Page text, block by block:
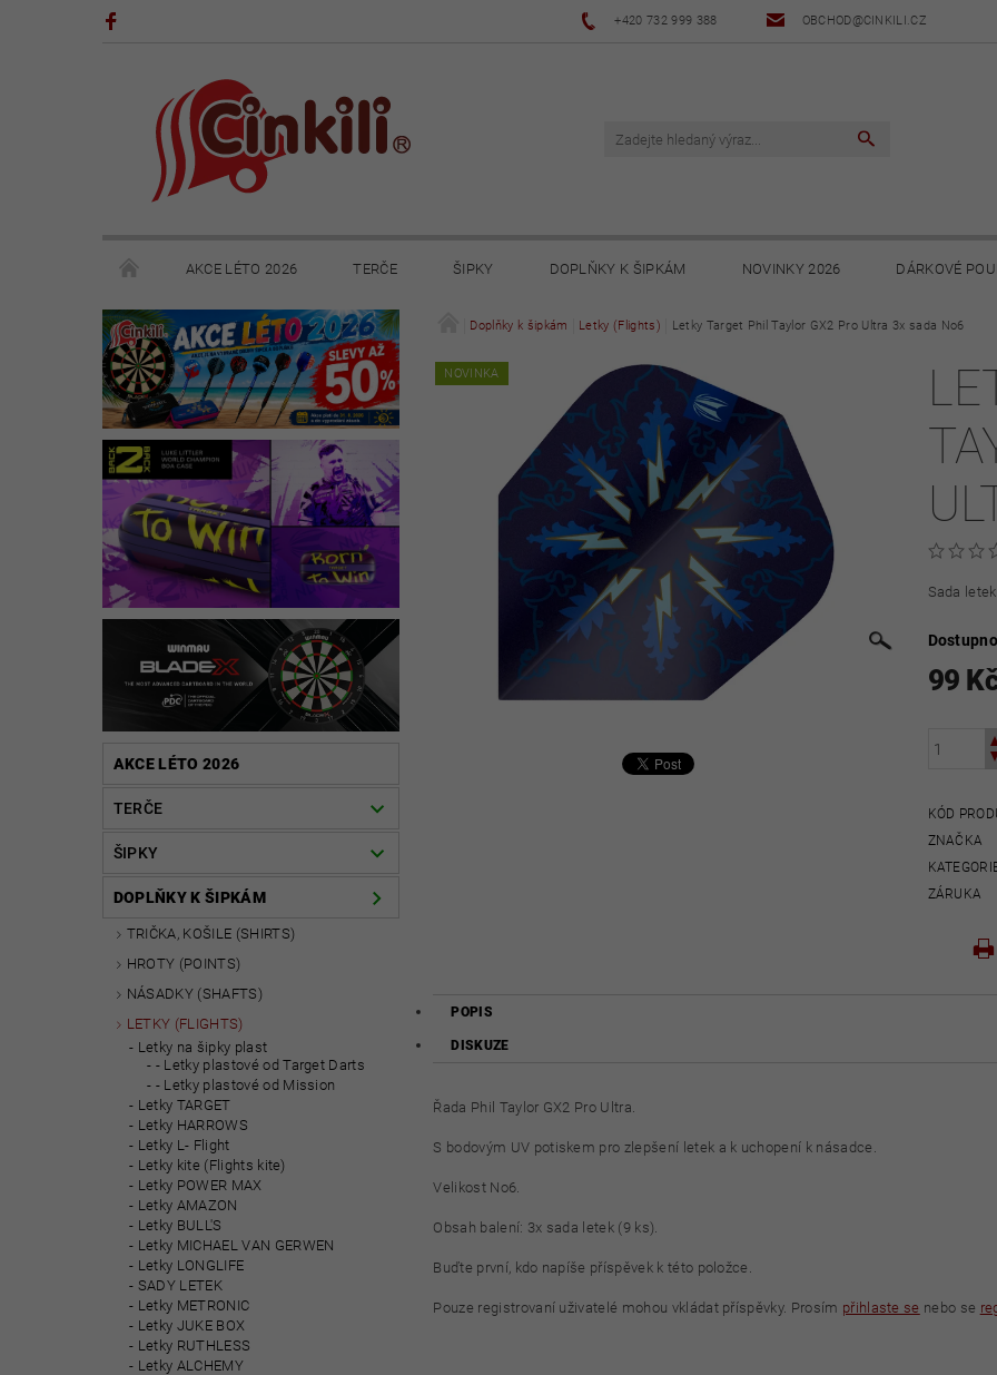
+420 732 999 388 OBCHOD@CINKILI.CZ
AKCE LÉTO 2026 TERČE ŠIPKY DOPLŇKY K ŠIPKÁM NOVINKY 2026 DÁRKOVÉ
POHÁRY A TROFEJE VÝPRODEJ HRY NOVINKY 2025 NOVINKY 2024 NOVINKY 2023
KONTAKTY NAPIŠTE NÁM OBCHODNÍ PODMÍNKY OCHRANA OSOBNÍCH ÚDAJŮ SOUBORY KE
AKCE LÉTO 2026
TERČE
ŠIPKY
DOPLŇKY K ŠIPKÁM
TRIČKA, KOŠILE (SHIRTS)
HROTY (POINTS)
NÁSADKY (SHAFTS)
LETKY (FLIGHTS)
Letky na šipky plast
- Letky plastové od Target Darts
- Letky plastové od Mission
Letky TARGET
Letky HARROWS
Letky L- Flight
Letky kite (Flights kite)
Letky POWER MAX
Letky AMAZON
Letky BULL'S
Letky MICHAEL VAN GERWEN
Letky LONGLIFE
SADY LETEK
Letky METRONIC
Letky JUKE BOX
Letky RUTHLESS
Letky ALCHEMY
Doplňky k šipkám Letky (Flights) Letky Target Phil Taylor GX2 Pro Ultra 3x sada No6
NOVINKA
Sada
99
KÓD
ZNAČKA
ZÁRUKA
POPIS
DISKUZE
Řada Phil Taylor GX2 Pro Ultra.
S bodovým UV potiskem pro zlepšení letek a k uchopení k násadce.
Velikost No6.
Obsah balení: 3x sada letek (9 ks).
Buďte první, kdo napíše příspěvek k této položce.
Pouze registrovaní uživatelé mohou vkládat příspěvky. Prosím přihlaste se nebo se